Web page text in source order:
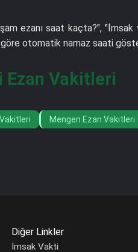
ezanı saat kaçta?", "İmsak
otomatik namaz saati
Ezan Vakitleri
Vakitleri Mengen Ezan Vakitleri
Diğer Linkler
İmsak Vakti